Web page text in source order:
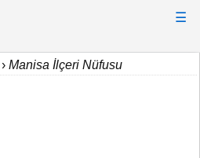
☰
› Manisa İlçeri Nüfusu